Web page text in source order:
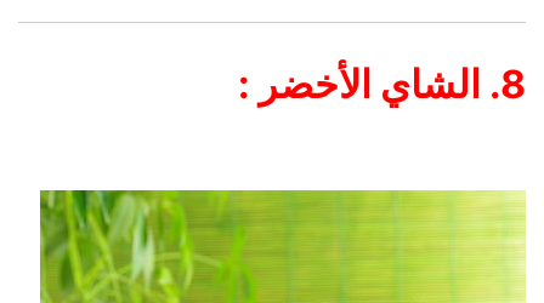
8. الشاي الأخضر :